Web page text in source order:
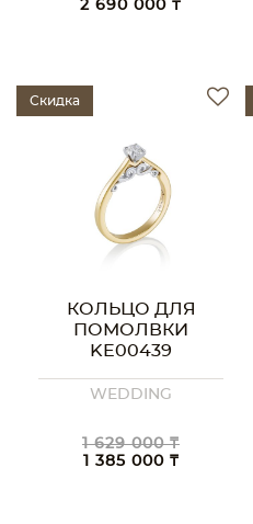
2 690 000 ₸
Скидка
КОЛЬЦО ДЛЯ
ПОМОЛВКИ
KE00439
WEDDING
1 629 000 ₸
1 385 000 ₸